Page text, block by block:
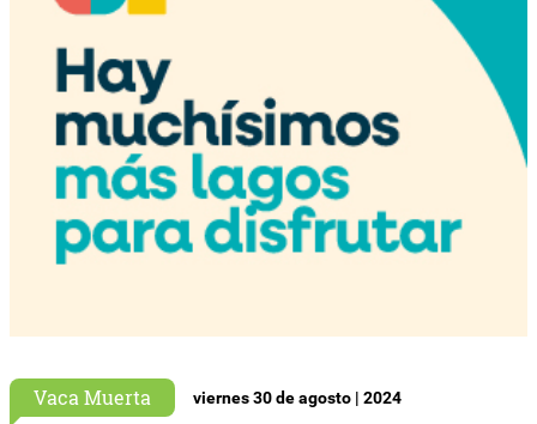
Vaca Muerta viernes 30 de agosto | 2024